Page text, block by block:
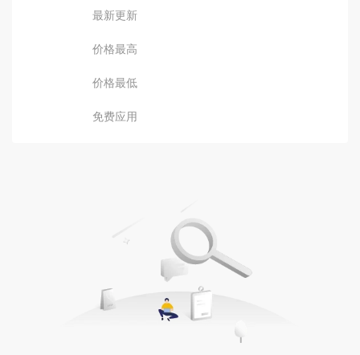
最新更新
价格最高
价格最低
免费应用